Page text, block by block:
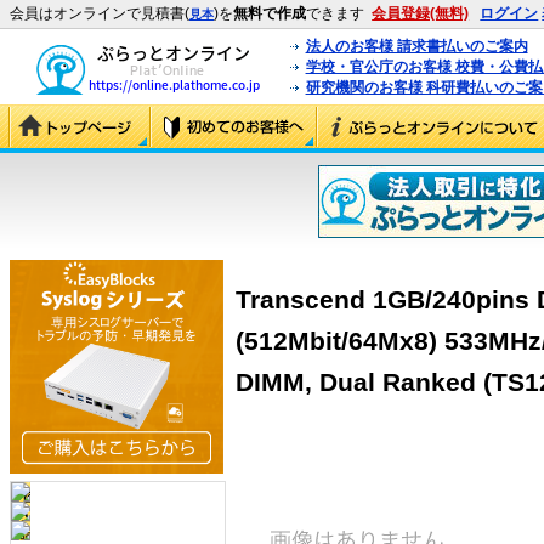
会員はオンラインで見積書(見本)を無料で作成できます 会員登録(無料) ログイン
法人のお客様 請求書払いのご案内
学校・官公庁のお客様 校費・公費
研究機関のお客様 科研費払いのご
Transcend 1GB/240pins
(512Mbit/64Mx8)
DIMM, Dual Ranked